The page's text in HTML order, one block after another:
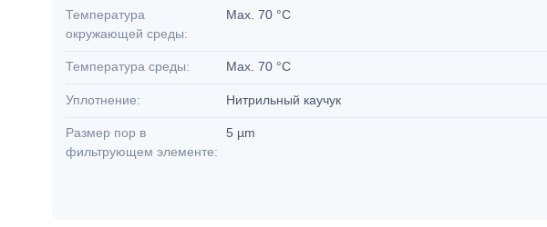
Температура
окружающей среды:
Max. 70 °C
Температура среды: Max. 70 °C
Уплотнение: Нитрильный каучук
Размер пор в
фильтрующем элементе:
5 µm